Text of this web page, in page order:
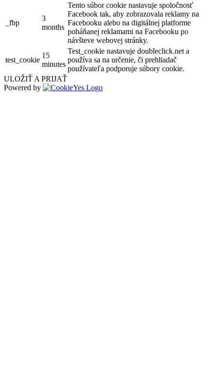
_fbp
3
months
Tento súbor cookie nastavuje spoločnosť
Facebook tak, aby zobrazovala reklamy na
Facebooku alebo na digitálnej platforme
poháňanej reklamami na Facebooku po
návšteve webovej stránky.
test_cookie
15
minutes
Test_cookie nastavuje doubleclick.net a
používa sa na určenie, či prehliadač
používateľa podporuje súbory cookie.
ULOŽIŤ A PRIJAŤ
Powered by